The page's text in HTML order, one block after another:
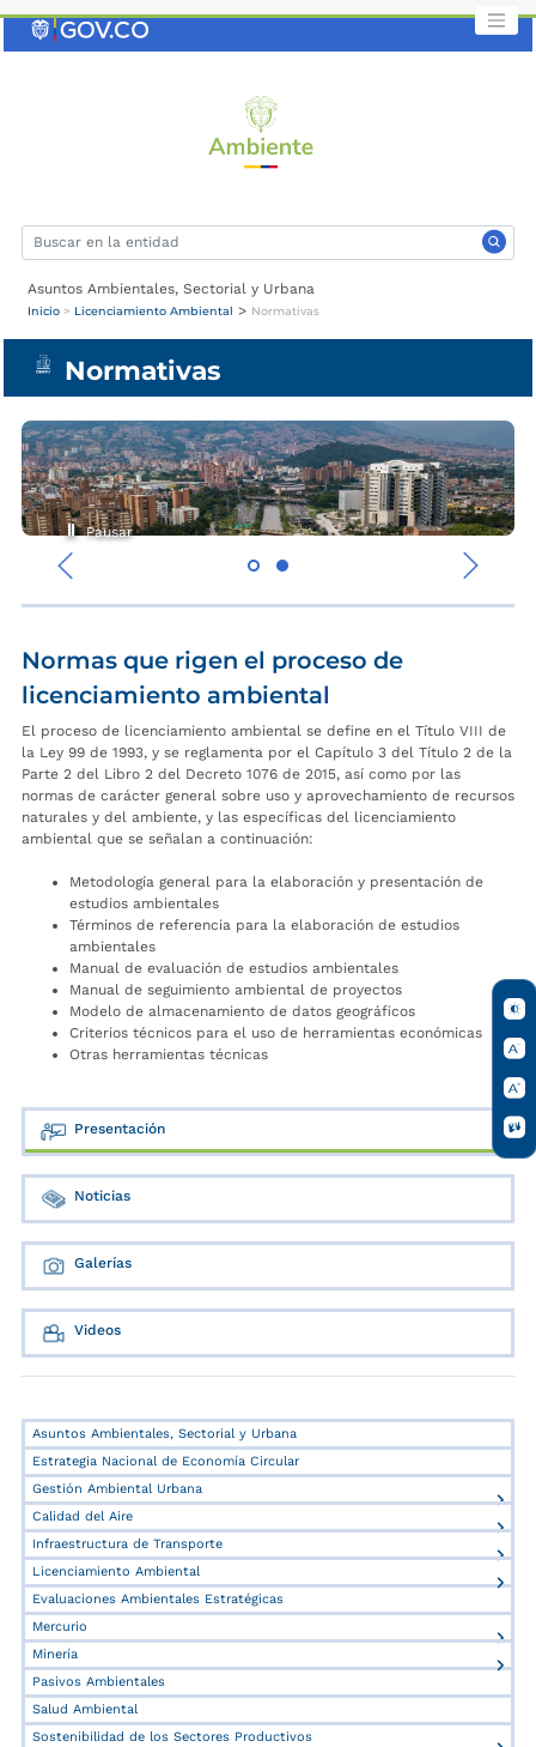
Asuntos Ambientales, Sectorial y Urbana
Inicio > Licenciamiento Ambiental > Normativas
Normativas
‹
›
Pausar
Normas que rigen el proceso de
licenciamiento ambiental
El proceso de licenciamiento ambiental se define en el Título VIII de
la Ley 99 de 1993, y se reglamenta por el Capítulo 3 del Título 2 de la
Parte 2 del Libro 2 del Decreto 1076 de 2015, así como por las
normas de carácter general sobre uso y aprovechamiento de recursos
naturales y del ambiente, y las específicas del licenciamiento
ambiental que se señalan a continuación:
Metodología general para la elaboración y presentación de
estudios ambientales
Términos de referencia para la elaboración de estudios
ambientales
Manual de evaluación de estudios ambientales
Manual de seguimiento ambiental de proyectos
Modelo de almacenamiento de datos geográficos
Criterios técnicos para el uso de herramientas económicas
Otras herramientas técnicas
Presentación
Noticias
Galerías
Videos
Asuntos Ambientales, Sectorial y Urbana
Estrategia Nacional de Economía Circular
Gestión Ambiental Urbana
Calidad del Aire
Infraestructura de Transporte
Licenciamiento Ambiental
Evaluaciones Ambientales Estratégicas
Mercurio
Minería
Pasivos Ambientales
Salud Ambiental
Sostenibilidad de los Sectores Productivos